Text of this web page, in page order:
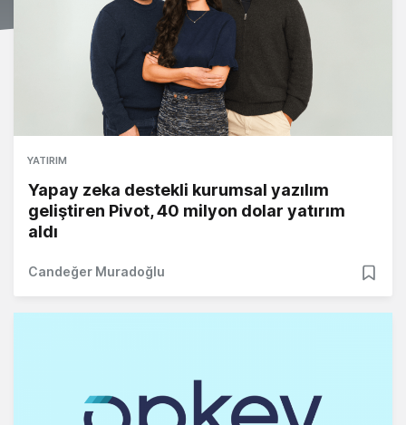
YATIRIM
Yapay zeka destekli kurumsal yazılım
geliştiren Pivot, 40 milyon dolar yatırım
aldı
Candeğer Muradoğlu